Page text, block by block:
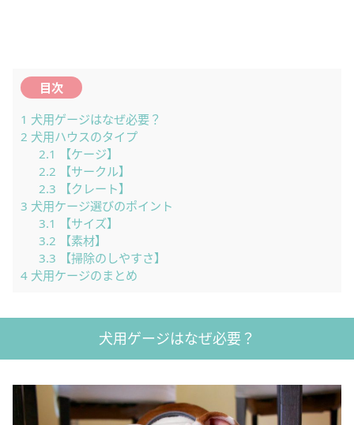
目次
1 犬用ゲージはなぜ必要？
2 犬用ハウスのタイプ
2.1
【ケージ】
2.2 【サークル】
2.3 【クレート】
3 犬用ケージ選びのポイント
3.1
【サイズ】
3.2 【素材】
3.3 【掃除のしやすさ】
4 犬用ケージのまとめ
犬用ゲージはなぜ必要？